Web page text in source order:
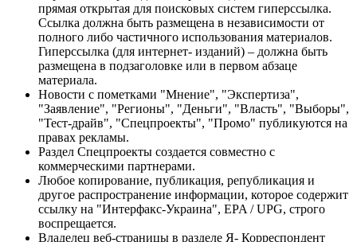
прямая открытая для поисковых систем гиперссылка.
Ссылка должна быть размещена в независимости от
полного либо частичного использования материалов.
Гиперссылка (для интернет- изданий) – должна быть
размещена в подзаголовке или в первом абзаце
материала.
Новости с пометками "Мнение", "Экспертиза",
"Заявление", "Регионы", "Деньги", "Власть", "Выборы",
"Тест-драйв", "Спецпроекты", "Промо" публикуются на
правах рекламы.
Раздел Спецпроекты создается совместно с
коммерческими партнерами.
Любое копирование, публикация, републикация и
другое распространение информации, которое содержит
ссылку на "Интерфакс-Украина", EPA / UPG, строго
воспрещается.
Владелец веб-страницы в разделе Я- Корреспондент